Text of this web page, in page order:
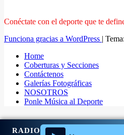
RADIO
Conéctate con el deporte que te
Funciona gracias a WordPress | Tema:
Home
Coberturas y Secciones
Contáctenos
Galerías Fotográficas
NOSOTROS
Ponle Música al Deporte